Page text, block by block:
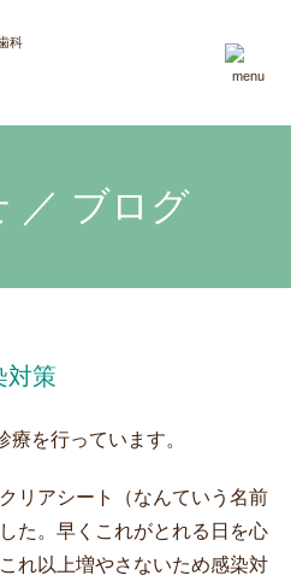
／ ブログ
対策
を行っています。
リアシート（なんていう名前
た。早くこれがとれる日を心
れ以上増やさないため感染対